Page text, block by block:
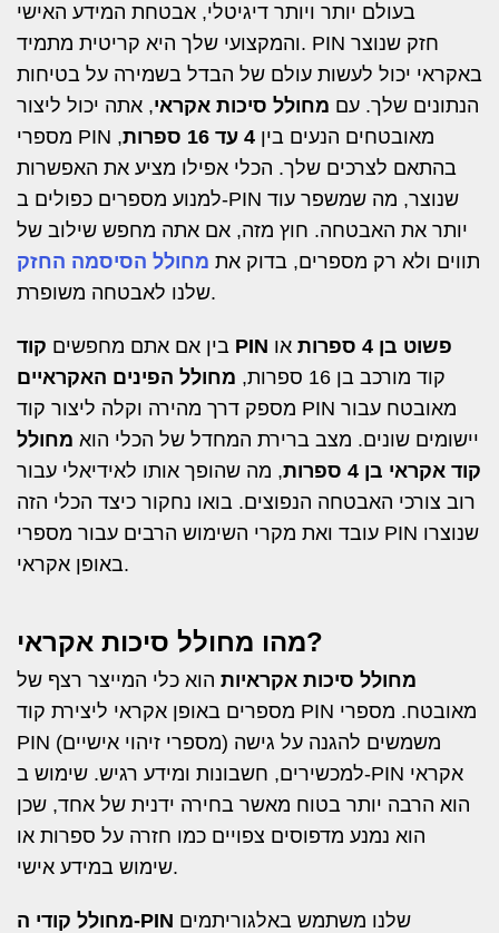
בעולם יותר ויותר דיגיטלי, אבטחת המידע האישי
והמקצועי שלך היא קריטית מתמיד. PIN חזק שנוצר
באקראי יכול לעשות עולם של הבדל בשמירה על בטיחות
הנתונים שלך. עם מחולל סיכות אקראי, אתה יכול ליצור
מספרי PIN מאובטחים הנעים בין 4 עד 16 ספרות
,
בהתאם לצרכים שלך. הכלי אפילו מציע את האפשרות
למנוע מספרים כפולים ב-PIN שנוצר, מה שמשפר עוד
יותר את האבטחה. חוץ מזה, אם אתה מחפש שילוב של
תווים ולא רק מספרים, בדוק את מחולל הסיסמה החזק
שלנו לאבטחה משופרת.
בין אם אתם מחפשים קוד PIN פשוט בן 4 ספרות
או
קוד מורכב בן 16 ספרות,
מחולל הפינים האקראיים
מספק דרך מהירה וקלה ליצור קוד PIN מאובטח עבור
יישומים שונים. מצב ברירת המחדל של הכלי הוא מחולל
קוד אקראי בן 4 ספרות
, מה שהופך אותו לאידיאלי עבור
רוב צורכי האבטחה הנפוצים. בואו נחקור כיצד הכלי הזה
עובד ואת מקרי השימוש הרבים עבור מספרי PIN שנוצרו
באופן אקראי.
מהו מחולל סיכות אקראי?
מחולל סיכות אקראיות הוא כלי המייצר רצף של
מספרים באופן אקראי ליצירת קוד PIN מאובטח. מספרי
PIN (מספרי זיהוי אישיים) משמשים להגנה על גישה
למכשירים, חשבונות ומידע רגיש. שימוש ב-PIN אקראי
הוא הרבה יותר בטוח מאשר בחירה ידנית של אחד, שכן
הוא נמנע מדפוסים צפויים כמו חזרה על ספרות או
שימוש במידע אישי.
מחולל קודי ה-PIN